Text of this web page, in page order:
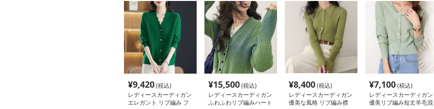
¥9,420(税込)
レディースカーディガン
エレガント リブ編み フ
¥15,500(税込)
レディースカーディガン
ふわふわリブ編みハート
¥8,400(税込)
レディースカーディガン
優美な風格 リブ編み襟
¥7,100(税込)
レディースカーディガン
優美リブ編み短丈羊毛混